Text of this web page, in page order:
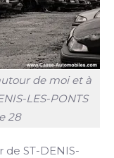
de moi et à
LES-PONTS
28
ST-DENIS-